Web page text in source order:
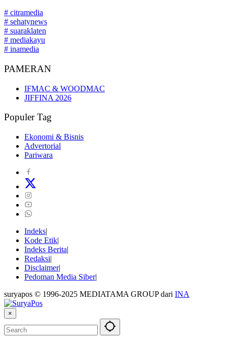
# citramedia
# sehatynews
# suaraklaten
# mediakayu
# inamedia
PAMERAN
IFMAC & WOODMAC
JIFFINA 2026
Populer Tag
Ekonomi & Bisnis
Advertorial
Pariwara
Indeks
Kode Etik
Indeks Berita
Redaksi
Disclaimer
Pedoman Media Siber
suryapos © 1996-2025 MEDIATAMA GROUP dari INA
×